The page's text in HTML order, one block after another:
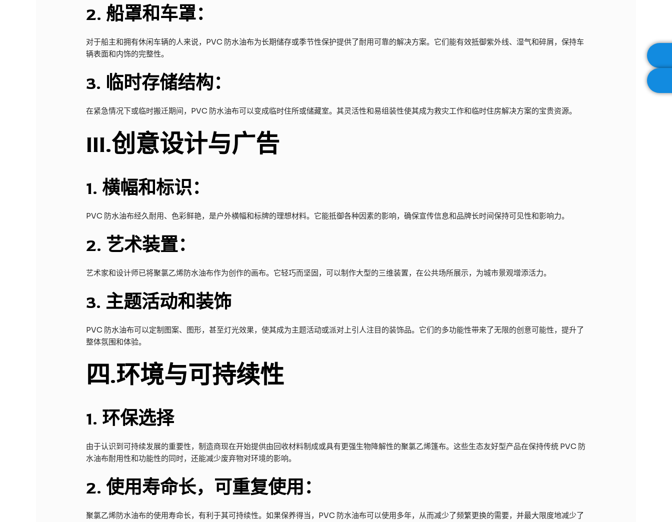
2. 船罩和车罩：
对于船主和拥有休闲车辆的人来说，PVC 防水油布为长期储存或季节性保护提供了耐用可靠的解决方案。它们能有效抵御紫外线、湿气和碎屑，保持车
辆表面和内饰的完整性。
3. 临时存储结构：
在紧急情况下或临时搬迁期间，PVC 防水油布可以变成临时住所或储藏室。其灵活性和易组装性使其成为救灾工作和临时住房解决方案的宝贵资源。
III.创意设计与广告
1. 横幅和标识：
PVC 防水油布经久耐用、色彩鲜艳，是户外横幅和标牌的理想材料。它能抵御各种因素的影响，确保宣传信息和品牌长时间保持可见性和影响力。
2. 艺术装置：
艺术家和设计师已将聚氯乙烯防水油布作为创作的画布。它轻巧而坚固，可以制作大型的三维装置，在公共场所展示，为城市景观增添活力。
3. 主题活动和装饰
PVC 防水油布可以定制图案、图形，甚至灯光效果，使其成为主题活动或派对上引人注目的装饰品。它们的多功能性带来了无限的创意可能性，提升了
整体氛围和体验。
四.环境与可持续性
1. 环保选择
由于认识到可持续发展的重要性，制造商现在开始提供由回收材料制成或具有更强生物降解性的聚氯乙烯篷布。这些生态友好型产品在保持传统 PVC 防
水油布耐用性和功能性的同时，还能减少废弃物对环境的影响。
2.使用寿命长，可重复使用：
聚氯乙烯防水油布的使用寿命长，有利于其可持续性。如果保养得当，PVC 防水油布可以使用多年，从而减少了频繁更换的需要，并最大限度地减少了